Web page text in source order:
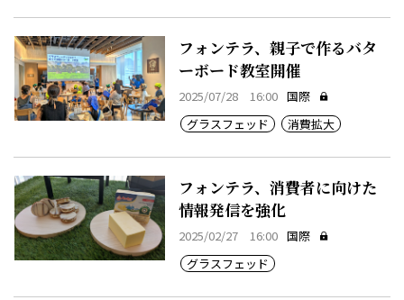
フォンテラ、親子で作るバタ
ーボード教室開催
2025/07/28 16:00 国際
グラスフェッド
消費拡大
フォンテラ、消費者に向けた
情報発信を強化
2025/02/27 16:00 国際
グラスフェッド